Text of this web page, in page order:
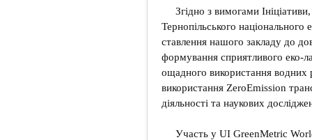
Згідно з вимогами
Тернопільського національного
ставлення нашого закладу до
формування сприятливого еко-
ощадного використання водних
використання ZeroEmission
діяльності та наукових
Участь у UI GreenMetric